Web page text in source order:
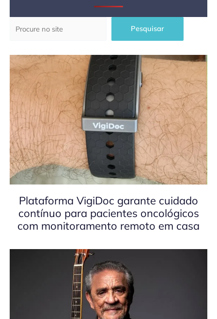
Pesquisar
Plataforma VigiDoc garante cuidado
contínuo para pacientes oncológicos
com monitoramento remoto em casa